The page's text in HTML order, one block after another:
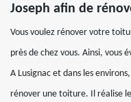
Joseph afin de
Vous voulez rénover votre
près de chez vous. Ainsi, vous
A Lusignac et dans les
rénover une toiture. Il réalise